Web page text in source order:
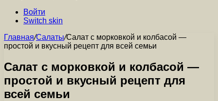
Войти
Switch skin
Главная/Салаты/Салат с морковкой и колбасой —
простой и вкусный рецепт для всей семьи
Салат с морковкой и колбасой —
простой и вкусный рецепт для
всей семьи